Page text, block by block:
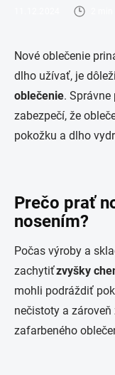
Nové oblečenie
dlho užívať, je
oblečenie.
zabezpečí, že
pokožku a dlho
Prečo prať
nosením?
Počas výroby a
zachytiťzvyšky
mohli podráždiť
nečistoty a
zafarbeného